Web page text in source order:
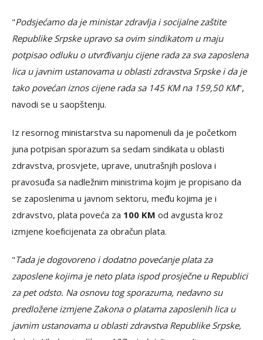
"Podsjećamo da je ministar zdravlja i socijalne zaštite
Republike Srpske upravo sa ovim sindikatom u maju
potpisao odluku o utvrđivanju cijene rada za sva zaposlena
lica u javnim ustanovama u oblasti zdravstva Srpske i da je
tako povećan iznos cijene rada sa 145 KM na 159,50 KM",
navodi se u saopštenju.
Iz resornog ministarstva su napomenuli da je početkom
juna potpisan sporazum sa sedam sindikata u oblasti
zdravstva, prosvjete, uprave, unutrašnjih poslova i
pravosuđa sa nadležnim ministrima kojim je propisano da
se zaposlenima u javnom sektoru, među kojima je i
zdravstvo, plata poveća za 100 KM od avgusta kroz
izmjene koeficijenata za obračun plata.
"Tada je dogovoreno i dodatno povećanje plata za
zaposlene kojima je neto plata ispod prosječne u Republici
za pet odsto. Na osnovu tog sporazuma, nedavno su
predložene izmjene Zakona o platama zaposlenih lica u
javnim ustanovama u oblasti zdravstva Republike Srpske,